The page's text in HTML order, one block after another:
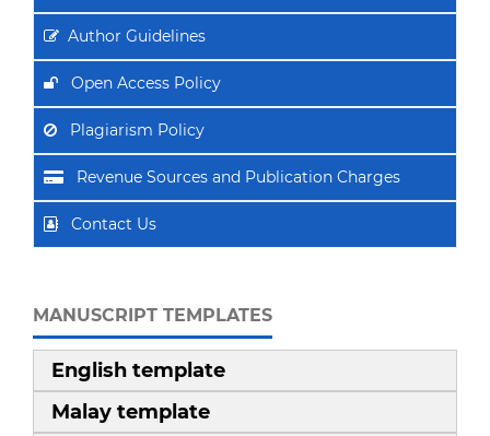
Author Guidelines
Open Access Policy
Plagiarism Policy
Revenue Sources and Publication Charges
Contact Us
MANUSCRIPT TEMPLATES
English template
Malay template